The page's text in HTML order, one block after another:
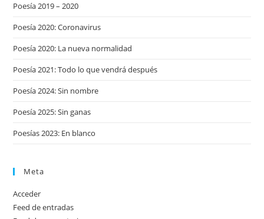
Poesía 2019 – 2020
Poesía 2020: Coronavirus
Poesía 2020: La nueva normalidad
Poesía 2021: Todo lo que vendrá después
Poesía 2024: Sin nombre
Poesía 2025: Sin ganas
Poesías 2023: En blanco
Meta
Acceder
Feed de entradas